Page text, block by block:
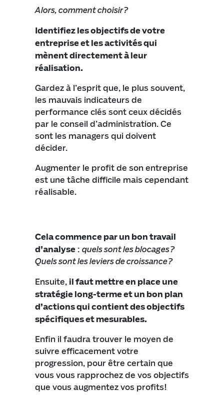
Alors, comment choisir?
Identifiez les objectifs de votre
entreprise et les activités qui
mènent directement à leur
réalisation.
Gardez à l’esprit que, le plus souvent,
les mauvais indicateurs de
performance clés sont ceux décidés
par le conseil d’administration. Ce
sont les managers qui doivent
décider.
Augmenter le profit de son entreprise
est une tâche difficile mais cependant
réalisable.
Cela commence par un bon travail
d’analyse : quels sont les blocages?
Quels sont les leviers de croissance?
Ensuite, il faut mettre en place une
stratégie long-terme et un bon plan
d’actions qui contient des objectifs
spécifiques et mesurables.
Enfin il faudra trouver le moyen de
suivre efficacement votre
progression, pour être certain que
vous vous rapprochez de vos objectifs
que vous augmentez vos profits!